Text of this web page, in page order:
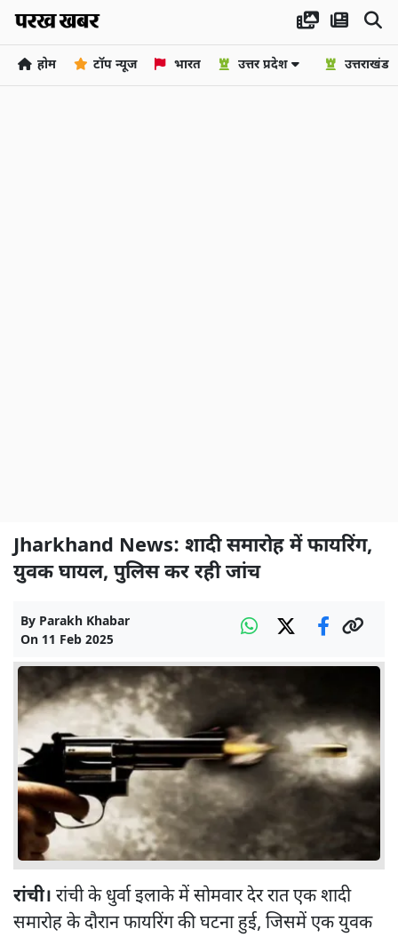
होम टॉप न्यूज भारत उत्तर प्रदेश उत्तराखंड
Jharkhand News: शादी समारोह में फायरिंग,
युवक घायल, पुलिस कर रही जांच
By Parakh Khabar
On 11 Feb 2025
रांची। रांची के धुर्वा इलाके में सोमवार देर रात एक शादी
समारोह के दौरान फायरिंग की घटना हुई, जिसमें एक युवक